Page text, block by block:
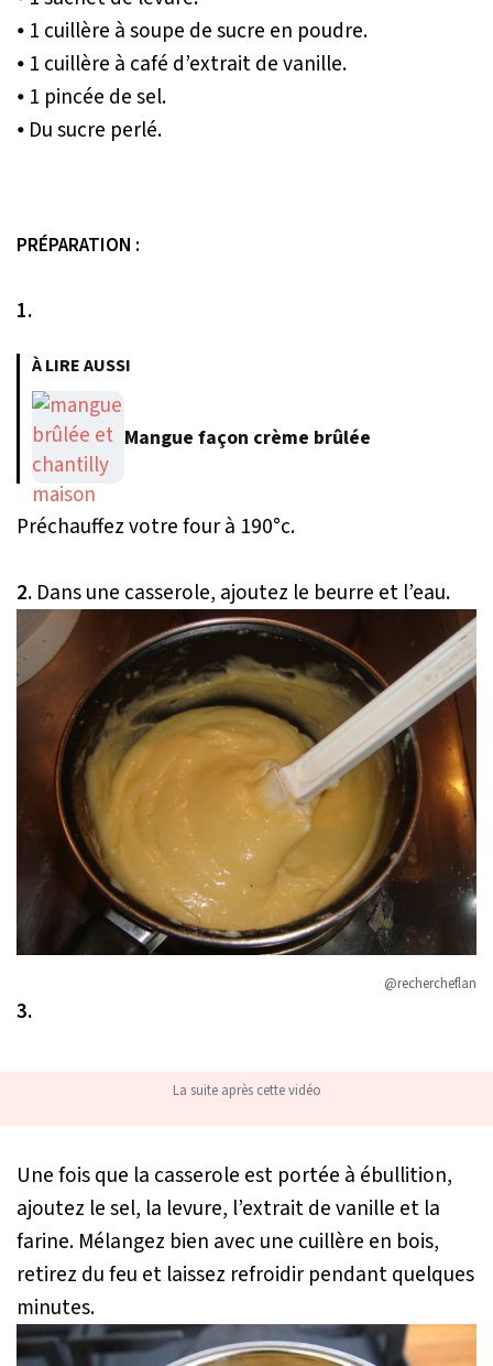
⦁ 1 cuillère à soupe de sucre en poudre.
⦁ 1 cuillère à café d’extrait de vanille.
⦁ 1 pincée de sel.
⦁ Du sucre perlé.
PRÉPARATION :
1.
À LIRE AUSSI
Mangue façon crème brûlée
Préchauffez votre four à 190°c.
2. Dans une casserole, ajoutez le beurre et l’eau.
@rechercheflan
3.
La suite après cette vidéo
Une fois que la casserole est portée à ébullition,
ajoutez le sel, la levure, l’extrait de vanille et la
farine. Mélangez bien avec une cuillère en bois,
retirez du feu et laissez refroidir pendant quelques
minutes.